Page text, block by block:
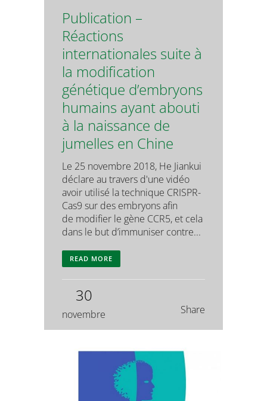
Publication –
Réactions
internationales suite à
la modification
génétique d’embryons
humains ayant abouti
à la naissance de
jumelles en Chine
Le 25 novembre 2018, He Jiankui
déclare au travers d'une vidéo
avoir utilisé la technique CRISPR-
Cas9 sur des embryons afin
de modifier le gène CCR5, et cela
dans le but d’immuniser contre...
READ MORE
30
novembre Share